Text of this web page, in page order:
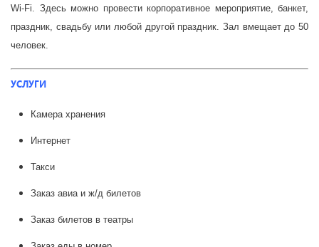
Wi-Fi. Здесь можно провести корпоративное мероприятие, банкет,
праздник, свадьбу или любой другой праздник. Зал вмещает до 50
человек.
УСЛУГИ
Камера хранения
Интернет
Такси
Заказ авиа и ж/д билетов
Заказ билетов в театры